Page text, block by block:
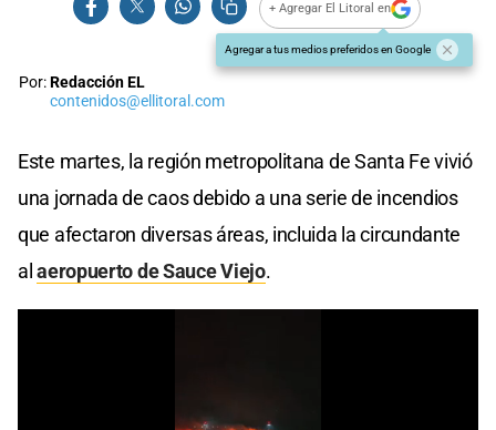
+ Agregar El Litoral en
Agregar a tus medios preferidos en Google
Por:Redacción EL
contenidos@ellitoral.com
Este martes, la región metropolitana de Santa Fe vivió
una jornada de caos debido a una serie de incendios
que afectaron diversas áreas, incluida la circundante
alaeropuerto de Sauce Viejo.